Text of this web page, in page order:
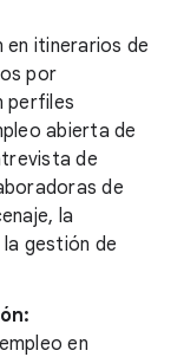
en itinerarios de
por
perfiles
abierta de
de
de
la
gestión de
en